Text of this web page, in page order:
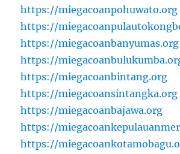
https://miegacoanpohuwato.org
https://
https://miegacoanbanyumas.org
https://
https://miegacoanbintang.org
https://miegacoansintangka.org
https://miegacoanbajawa.org
https://
https://